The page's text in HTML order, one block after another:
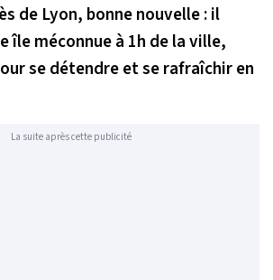
de Lyon, bonne nouvelle : il
île méconnue à 1h de la ville,
se détendre et se rafraîchir en
La suite après cette publicité